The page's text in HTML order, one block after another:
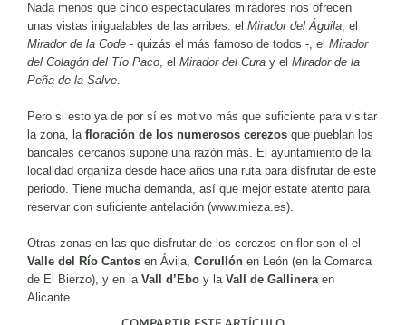
Nada menos que cinco espectaculares miradores nos ofrecen
unas vistas inigualables de las arribes: el Mirador del Águila, el
Mirador de la Code - quizás el más famoso de todos -, el Mirador
del Colagón del Tío Paco, el Mirador del Cura y el Mirador de la
Peña de la Salve.
Pero si esto ya de por sí es motivo más que suficiente para visitar
la zona, la floración de los numerosos cerezos que pueblan los
bancales cercanos supone una razón más. El ayuntamiento de la
localidad organiza desde hace años una ruta para disfrutar de este
periodo. Tiene mucha demanda, así que mejor estate atento para
reservar con suficiente antelación (www.mieza.es).
Otras zonas en las que disfrutar de los cerezos en flor son el el
Valle del Río Cantos en Ávila, Corullón en León (en la Comarca
de El Bierzo), y en la Vall d’Ebo y la Vall de Gallineraen
Alicante.